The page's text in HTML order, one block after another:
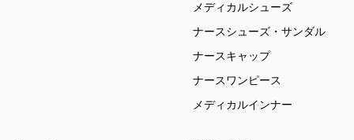
メディカルシューズ
ナースシューズ・サンダル
ナースキャップ
ナースワンピース
メディカルインナー